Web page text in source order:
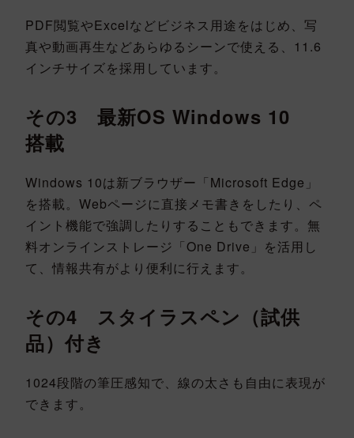
PDF閲覧やExcelなどビジネス用途をはじめ、写
真や動画再生などあらゆるシーンで使える、11.6
インチサイズを採用しています。
その3 最新OS Windows 10
搭載
Windows 10は新ブラウザー「Microsoft Edge」
を搭載。Webページに直接メモ書きをしたり、ペ
イント機能で強調したりすることもできます。無
料オンラインストレージ「One Drive」を活用し
て、情報共有がより便利に行えます。
その4 スタイラスペン（試供
品）付き
1024段階の筆圧感知で、線の太さも自由に表現が
できます。